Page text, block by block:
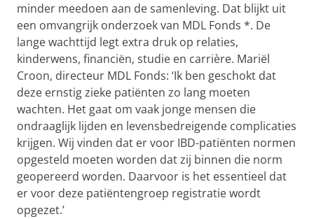
minder meedoen aan de samenleving. Dat blijkt uit
een omvangrijk onderzoek van MDL Fonds *. De
lange wachttijd legt extra druk op relaties,
kinderwens, financiën, studie en carrière. Mariël
Croon, directeur MDL Fonds: ‘Ik ben geschokt dat
deze ernstig zieke patiënten zo lang moeten
wachten. Het gaat om vaak jonge mensen die
ondraaglijk lijden en levensbedreigende complicaties
krijgen. Wij vinden dat er voor IBD-patiënten normen
opgesteld moeten worden dat zij binnen die norm
geopereerd worden. Daarvoor is het essentieel dat
er voor deze patiëntengroep registratie wordt
opgezet.’